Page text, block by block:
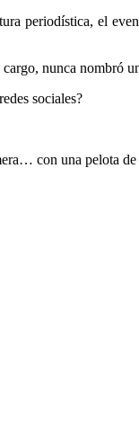
periodística, el
nunca nombró
sociales?
con una pelota